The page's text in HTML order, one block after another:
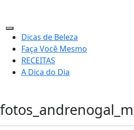
Dicas de Beleza
Faça Você Mesmo
RECEITAS
A Dica do Dia